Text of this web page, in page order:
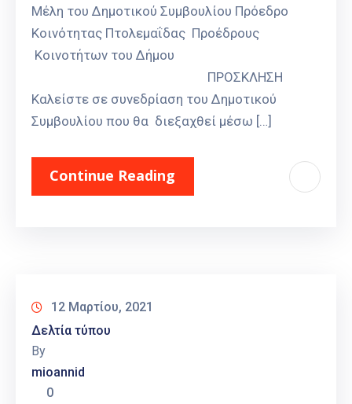
Μέλη του Δημοτικού Συμβουλίου Πρόεδρο
Κοινότητας Πτολεμαΐδας Προέδρους
Κοινοτήτων του Δήμου
ΠΡΟΣΚΛΗΣΗ
Καλείστε σε συνεδρίαση του Δημοτικού
Συμβουλίου που θα διεξαχθεί μέσω […]
Continue Reading
12 Μαρτίου, 2021
Δελτία τύπου
By
mioannid
0